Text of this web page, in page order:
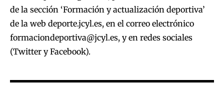
de la sección ‘Formación y actualización deportiva’
de la web deporte.jcyl.es, en el correo electrónico
formaciondeportiva@jcyl.es, y en redes sociales
(Twitter y Facebook).